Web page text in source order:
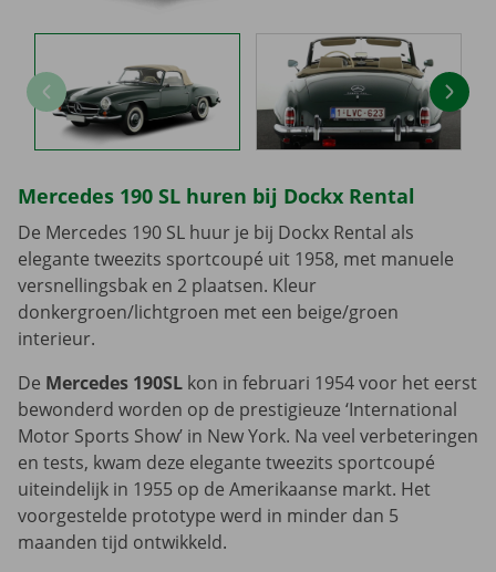
Mercedes 190 SL huren bij Dockx Rental
De Mercedes 190 SL huur je bij Dockx Rental als
elegante tweezits sportcoupé uit 1958, met manuele
versnellingsbak en 2 plaatsen. Kleur
donkergroen/lichtgroen met een beige/groen
interieur.
De Mercedes 190SL kon in februari 1954 voor het eerst
bewonderd worden op de prestigieuze ‘International
Motor Sports Show’ in New York. Na veel verbeteringen
en tests, kwam deze elegante tweezits sportcoupé
uiteindelijk in 1955 op de Amerikaanse markt. Het
voorgestelde prototype werd in minder dan 5
maanden tijd ontwikkeld.